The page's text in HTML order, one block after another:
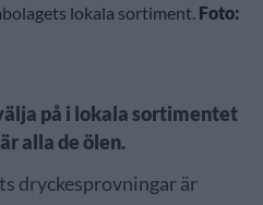
lokala sortiment. Foto:
på i lokala sortimentet
alla de ölen.
dryckesprovningar är